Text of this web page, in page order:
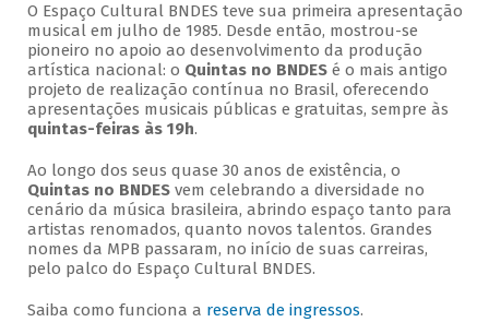
O Espaço Cultural BNDES teve sua primeira apresentação
musical em julho de 1985. Desde então, mostrou-se
pioneiro no apoio ao desenvolvimento da produção
artística nacional: o Quintas no BNDESé o mais antigo
projeto de realização contínua no Brasil, oferecendo
apresentações musicais públicas e gratuitas, sempre às
quintas-feiras às 19h.
Ao longo dos seus quase 30 anos de existência, o
Quintas no BNDESvem celebrando a diversidade no
cenário da música brasileira, abrindo espaço tanto para
artistas renomados, quanto novos talentos. Grandes
nomes da MPB passaram, no início de suas carreiras,
pelo palco do Espaço Cultural BNDES.
Saiba como funciona a reserva de ingressos.